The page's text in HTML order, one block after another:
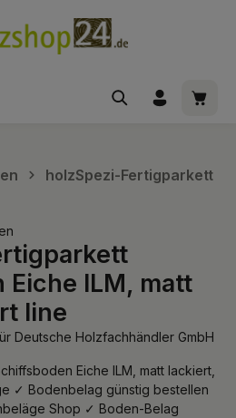
holzSpezi-Fertigparkett
von 0 von 5 Sternen
ILM, matt
line
Deutsche Holzfachhändler GmbH
Eiche ILM, matt lackiert,
✓ Bodenbelag günstig bestellen
Shop ✓ Boden-Belag